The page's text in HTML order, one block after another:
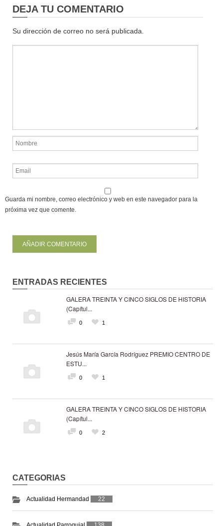
DEJA TU COMENTARIO
Su dirección de correo no será publicada.
Guarda mi nombre, correo electrónico y web en este navegador para la
próxima vez que comente.
ENTRADAS RECIENTES
GALERA TREINTA Y CINCO SIGLOS DE HISTORIA
(Capítul...
0 1
Jesús María García Rodríguez PREMIO CENTRO DE
ESTU...
0 1
GALERA TREINTA Y CINCO SIGLOS DE HISTORIA
(Capítul...
0 2
CATEGORIAS
Actualidad Hermandad 22